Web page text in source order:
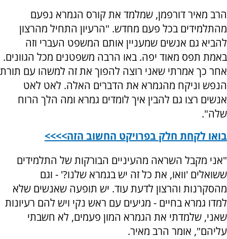
הרב מאיר דורפמן, שמלמד את קורס הגמרא נפעם
מהתלמידים בכל פעם מחדש. "הרעיון התחיל מהרצון
להביא גם אנשים שמעניין אותם המשפט העברי וזה
באמת תפס מאוד יפה. באו הרבה משפטנים מכל הגוונים.
אחר כך אמרתי שאני רוצה להפוך את זה למשהו עם תורת
הנפש וניקח מהגמרא את הדברים האלה. לאט לאט
אנשים רצו גם להבין איך לומדים גמרא ומה הלך הרוח
שלה".
בואו לקחת חלק בפרויקט החשוב הזה>>>>
"אני מקבל השראה מהעיניים הבורקות של התלמידים
ששואלים 'וואו, את כל זה יש בגמרא שלנו?' - וגם
מהסקרנות והרצון לדעת עוד. יש תופעה שאנשים שלא
למדו גמרא בחיים - מגיעים עם ראש נקי ויש להם רעיונות
שאני, שלמדתי את הגמרא המון פעמים, לא חשבתי
עליהם", אומר הרב מאיר.